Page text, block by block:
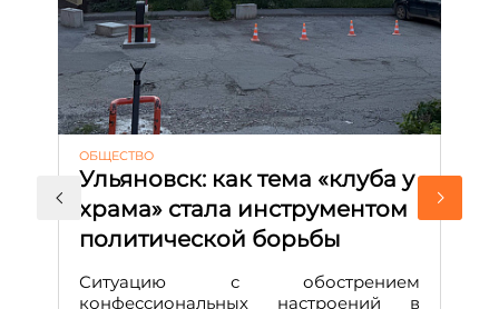
ОБЩЕСТВО
Ульяновск: как тема «клуба у
храма» стала инструментом
политической борьбы
Ситуацию с обострением
конфессиональных настроений в